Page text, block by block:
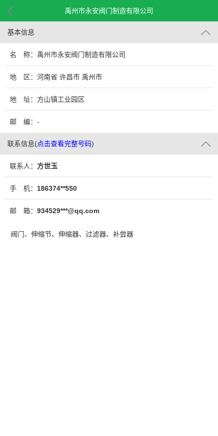
禹州市永安阀门制造有限公司
基本信息
名 称：禹州市永安阀门制造有限公司
地 区：河南省 许昌市 禹州市
地 址：方山镇工业园区
邮 编：-
联系信息(点击查看完整号码)
联系人： 方世玉
手 机： 186374**550
邮 箱： 934529***@qq.com
阀门、伸缩节、伸缩器、过滤器、补尝器